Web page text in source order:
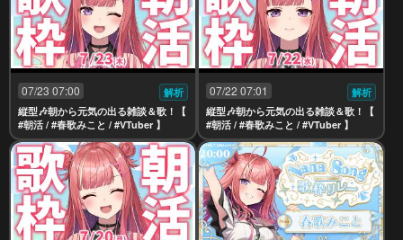
07/23 07:00
解析
縦型🎶朝から元気の出る雑談＆歌！【
#朝活 / #春歌みこと / #VTuber 】
07/22 07:01
解析
縦型🎶朝から元気の出る雑談＆歌！【
#朝活 / #春歌みこと / #VTuber 】